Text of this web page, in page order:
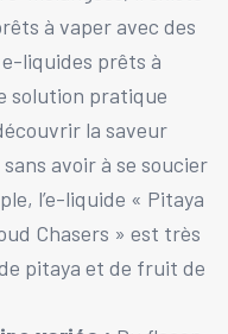
à vaper avec des
liquides prêts à
solution pratique
la saveur
avoir à se soucier
l’e-liquide « Pitaya
Chasers » est très
pitaya et de fruit de